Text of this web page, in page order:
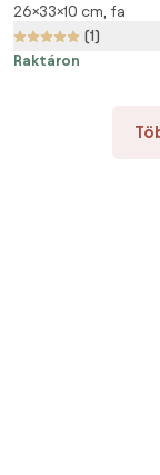
Lotus – Kalune
26×33×10 cm, fa
(1)
Raktáron